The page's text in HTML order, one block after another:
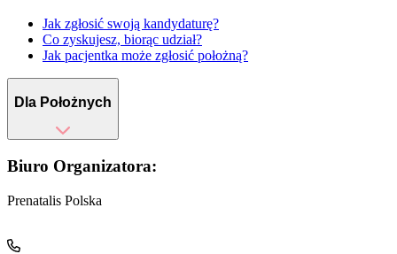
Jak zgłosić swoją kandydaturę?
Co zyskujesz, biorąc udział?
Jak pacjentka może zgłosić położną?
Dla Położnych
Biuro Organizatora:
Prenatalis Polska